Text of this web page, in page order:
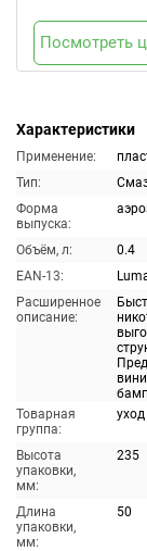
Характеристики
Применение:
Тип:
Форма
выпуска:
Объём, л:
0.4
EAN-13:
Расширенное
описание:
Товарная
группа:
Высота
упаковки,
мм:
235
Длина
упаковки,
мм:
50
Посмотреть